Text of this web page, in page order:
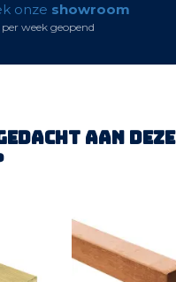
onze showroom
week geopend
aan deze